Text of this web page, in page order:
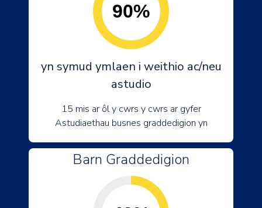
90%
yn symud ymlaen i weithio ac/neu
astudio
15 mis ar ôl y cwrs y cwrs ar gyfer
Astudiaethau busnes graddedigion yn
Barn Graddedigion